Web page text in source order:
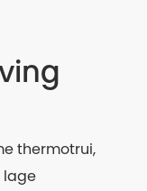
thermotrui,
lage